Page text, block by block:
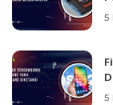
5
5